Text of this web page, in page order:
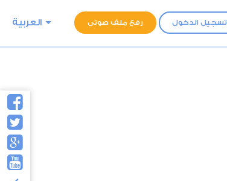
تسجيل الدخول رفع ملف صوتى العربية